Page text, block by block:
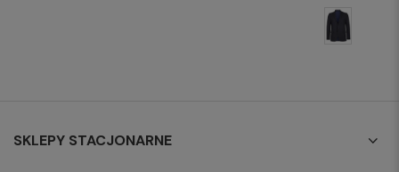
SKLEPY STACJONARNE